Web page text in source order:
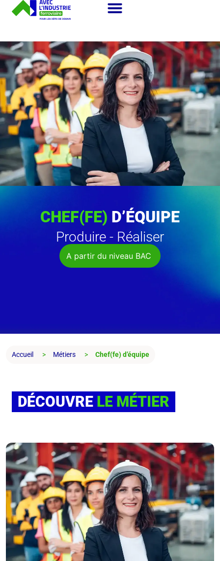
CHEF(FE) D’ÉQUIPE
Produire - Réaliser
A partir du niveau BAC
Accueil Métiers Chef(fe) d’équipe
DÉCOUVRE LE MÉTIER